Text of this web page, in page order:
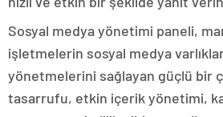
Sosyal medya yönetimi paneli,
işletmelerin sosyal medya
yönetmelerini sağlayan güçlü bir
tasarrufu, etkin içerik yönetimi,